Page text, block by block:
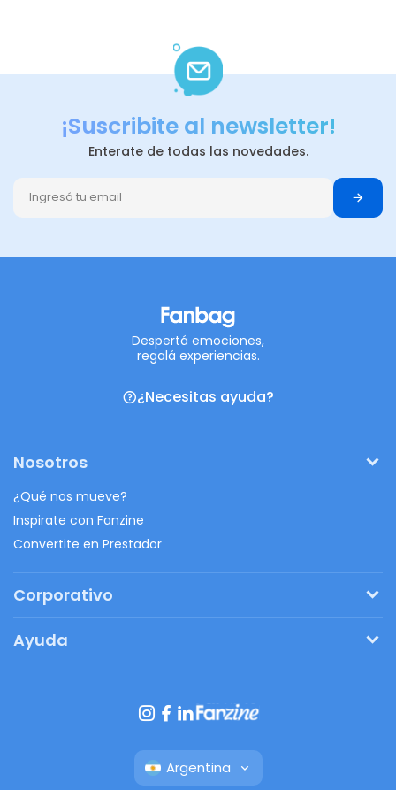
¡Suscribite al newsletter!
Enterate de todas las novedades.
Despertá emociones,
regalá experiencias.
¿Necesitas ayuda?
Nosotros
¿Qué nos mueve?
Inspirate con Fanzine
Convertite en Prestador
Corporativo
Regalos originales
Ayuda
Botón de arrepentimiento
Argentina